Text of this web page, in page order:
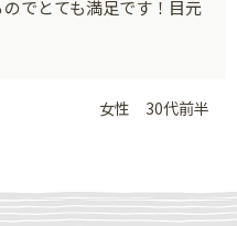
でとても満足です！目元
女性 30代前半